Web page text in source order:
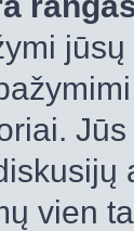
vien